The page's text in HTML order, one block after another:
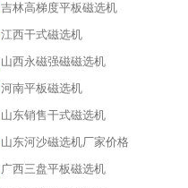
吉林高梯度平板磁选机
江西干式磁选机
山西永磁强磁磁选机
河南平板磁选机
山东销售干式磁选机
山东河沙磁选机厂家价格
广西三盘平板磁选机